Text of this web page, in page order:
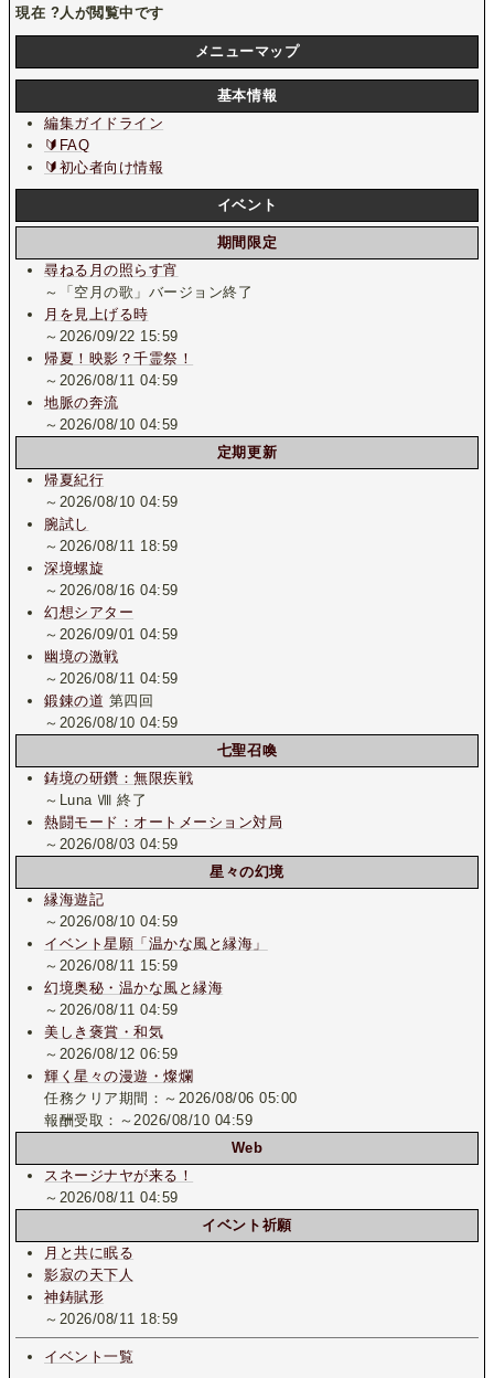
現在 ?人が閲覧中です
メニューマップ
基本情報
編集ガイドライン
🔰FAQ
🔰初心者向け情報
イベント
期間限定
尋ねる月の照らす宵
～「空月の歌」バージョン終了
月を見上げる時
～2026/09/22 15:59
帰夏！映影？千霊祭！
～2026/08/11 04:59
地脈の奔流
～2026/08/10 04:59
定期更新
帰夏紀行
～2026/08/10 04:59
腕試し
～2026/08/11 18:59
深境螺旋
～2026/08/16 04:59
幻想シアター
～2026/09/01 04:59
幽境の激戦
～2026/08/11 04:59
鍛錬の道 第四回
～2026/08/10 04:59
七聖召喚
鋳境の研鑽：無限疾戦
～Luna Ⅷ 終了
熱闘モード：オートメーション対局
～2026/08/03 04:59
星々の幻境
縁海遊記
～2026/08/10 04:59
イベント星願「温かな風と縁海」
～2026/08/11 15:59
幻境奥秘・温かな風と縁海
～2026/08/11 04:59
美しき褒賞・和気
～2026/08/12 06:59
輝く星々の漫遊・燦爛
任務クリア期間：～2026/08/06 05:00
報酬受取：～2026/08/10 04:59
Web
スネージナヤが来る！
～2026/08/11 04:59
イベント祈願
月と共に眠る
影寂の天下人
神鋳賦形
～2026/08/11 18:59
イベント一覧